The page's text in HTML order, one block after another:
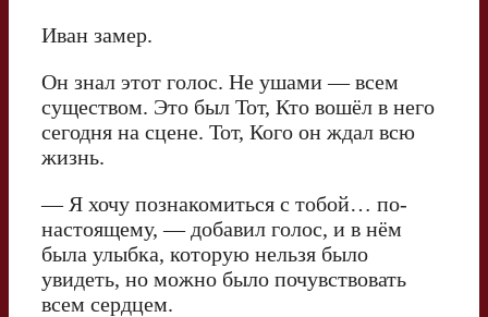
Иван замер.
Он знал этот голос. Не ушами — всем
существом. Это был Тот, Кто вошёл в него
сегодня на сцене. Тот, Кого он ждал всю
жизнь.
— Я хочу познакомиться с тобой… по-
настоящему, — добавил голос, и в нём
была улыбка, которую нельзя было
увидеть, но можно было почувствовать
всем сердцем.